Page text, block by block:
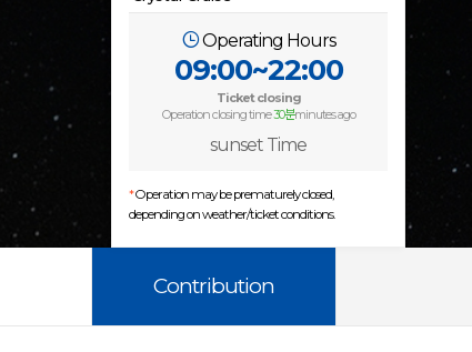
Operating Hours
09:00~22:00
Ticket closing
Operation closing time30분minutes ago
sunset Time
*Operation may be prematurely closed,
depending on weather/ticket conditions.
Contribution